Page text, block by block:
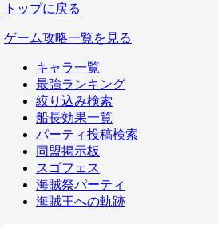
トップに戻る
ゲーム攻略一覧を見る
キャラ一覧
最強ランキング
絞り込み検索
船長効果一覧
パーティ投稿検索
同盟掲示板
スゴフェス
海賊祭パーティ
海賊王への軌跡